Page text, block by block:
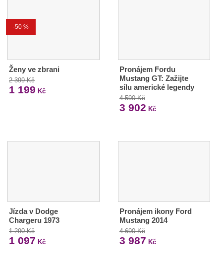
-50 %
Ženy ve zbrani
2 399 Kč
1 199 Kč
Pronájem Fordu
Mustang GT: Zažijte
sílu americké legendy
4 590 Kč
3 902 Kč
Jízda v Dodge
Chargeru 1973
1 290 Kč
1 097 Kč
Pronájem ikony Ford
Mustang 2014
4 690 Kč
3 987 Kč